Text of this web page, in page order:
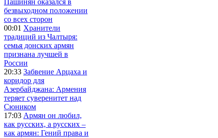
безвыходном положении
со всех сторон
00:01 Хранители
традиций из Чалтыря:
семья донских армян
признана лучшей в
России
20:33 Забвение Арцаха и
коридор для
Азербайджана: Армения
теряет суверенитет над
Сюником
17:03 Армян он любил,
как русских, а русских –
как армян: Гений права и